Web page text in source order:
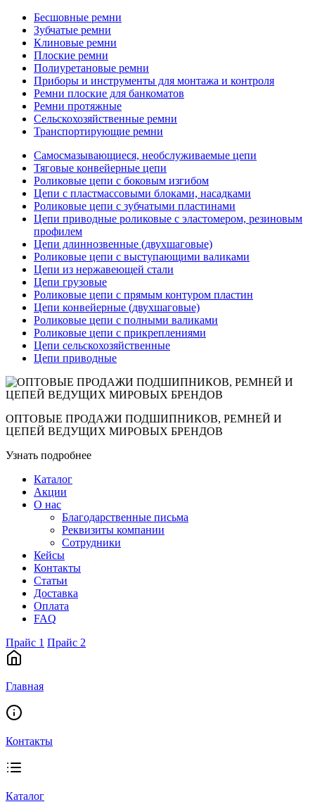
Бесшовные ремни
Зубчатые ремни
Клиновые ремни
Плоские ремни
Полиуретановые ремни
Приборы и инструменты для монтажа и контроля
Ремни плоские для банкоматов
Ремни протяжные
Сельскохозяйственные ремни
Транспортирующие ремни
Самосмазывающиеся, необслуживаемые цепи
Тяговые конвейерные цепи
Роликовые цепи с боковым изгибом
Цепи с пластмассовыми блоками, насадками
Роликовые цепи с зубчатыми пластинами
Цепи приводные роликовые с эластомером, резиновым
профилем
Цепи длиннозвенные (двухшаговые)
Роликовые цепи с выступающими валиками
Цепи из нержавеющей стали
Цепи грузовые
Роликовые цепи с прямым контуром пластин
Цепи конвейерные (двухшаговые)
Роликовые цепи с полными валиками
Роликовые цепи с прикреплениями
Цепи сельскохозяйственные
Цепи приводные
ОПТОВЫЕ ПРОДАЖИ ПОДШИПНИКОВ, РЕМНЕЙ И
ЦЕПЕЙ ВЕДУЩИХ МИРОВЫХ БРЕНДОВ
Узнать подробнее
Каталог
Акции
О нас
Благодарственные письма
Реквизиты компании
Сотрудники
Кейсы
Контакты
Статьи
Доставка
Оплата
FAQ
Прайс 1 Прайс 2
Главная
Контакты
Каталог